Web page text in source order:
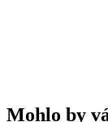
Mohlo by